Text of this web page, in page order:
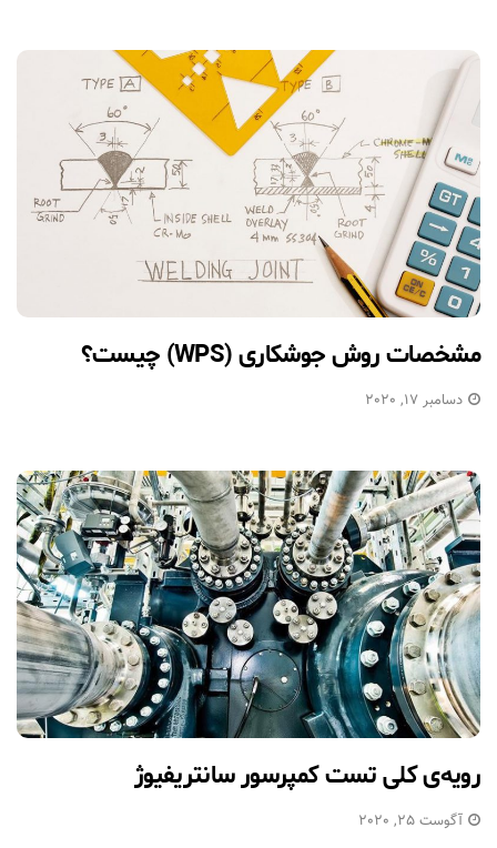
مشخصات روش جوشکاری (WPS) چیست؟
دسامبر 17, 2020
رویه‌ی کلی تست کمپرسور سانتریفیوژ
آگوست 25, 2020